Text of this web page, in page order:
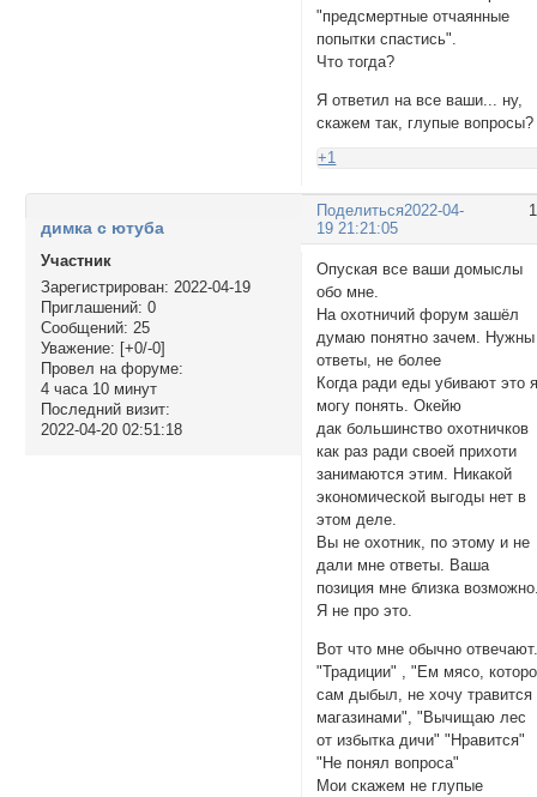
"предсмертные отчаянные
попытки спастись".
Что тогда?
Я ответил на все ваши... ну,
скажем так, глупые вопросы?
+1
Поделиться2022-04-
19 21:21:05
димка с ютуба
Участник
Зарегистрирован: 2022-04-19
Приглашений: 0
Сообщений: 25
Уважение: [+0/-0]
Провел на форуме:
4 часа 10 минут
Последний визит:
2022-04-20 02:51:18
Опуская все ваши домыслы
обо мне.
На охотничий форум зашёл
думаю понятно зачем. Нужны
ответы, не более
Когда ради еды убивают это
могу понять. Окейю
дак большинство охотничков
как раз ради своей прихоти
занимаются этим. Никакой
экономической выгоды нет в
этом деле.
Вы не охотник, по этому и не
дали мне ответы. Ваша
позиция мне близка
Я не про это.
Вот что мне обычно
"Традиции" , "Ем мясо,
сам дыбыл, не хочу травится
магазинами", "Вычищаю лес
от избытка дичи" "Нравится"
"Не понял вопроса"
Мои скажем не глупые